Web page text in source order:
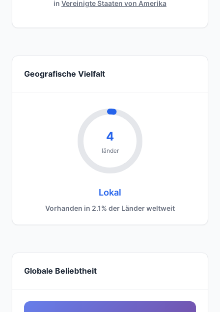
in Vereinigte Staaten von Amerika
Geografische Vielfalt
4
länder
Lokal
Vorhanden in 2.1% der Länder weltweit
Globale Beliebtheit